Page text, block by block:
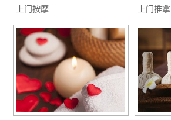
上门按摩 上门推拿